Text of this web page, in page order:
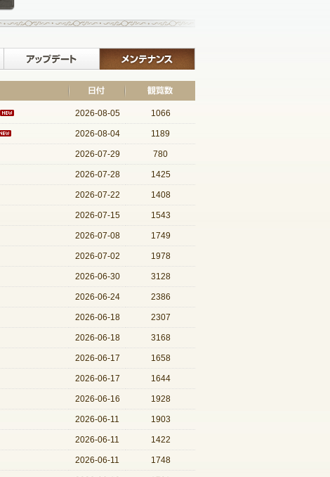
イベント アップデート
2026-08-05 1066
2026-08-04 1189
2026-07-29 780
2026-07-28 1425
2026-07-22 1408
2026-07-15 1543
2026-07-08 1749
2026-07-02 1978
2026-06-30 3128
2026-06-24 2386
2026-06-18 2307
2026-06-18 3168
2026-06-17 1658
2026-06-17 1644
2026-06-16 1928
2026-06-11 1903
2026-06-11 1422
2026-06-11 1748